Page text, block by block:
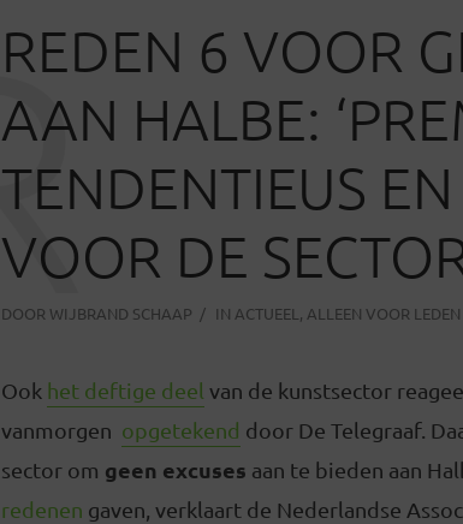
REDEN 6 VOOR
AAN HALBE:
TENDENTIEUS
VOOR DE
DOOR WIJBRAND SCHAAP IN ACTUEEL , ALLEEN VOOR LEDEN
R
Ook het deftige deel van de kunstsector
vanmorgen opgetekend door De Telegraaf.
sector om geen excuses aan te bieden aan
redenen gaven, verklaart de Nederlandse